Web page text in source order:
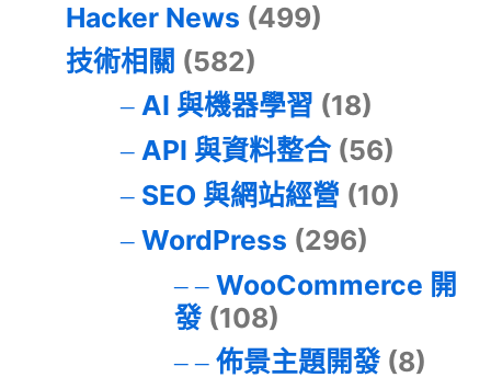
Hacker News (499)
技術相關 (582)
AI 與機器學習 (18)
API 與資料整合(56)
SEO 與網站經營 (10)
WordPress (296)
WooCommerce 開
發(108)
佈景主題開發(8)